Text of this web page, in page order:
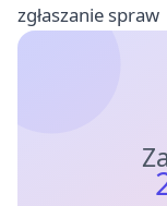
zgłaszanie spraw